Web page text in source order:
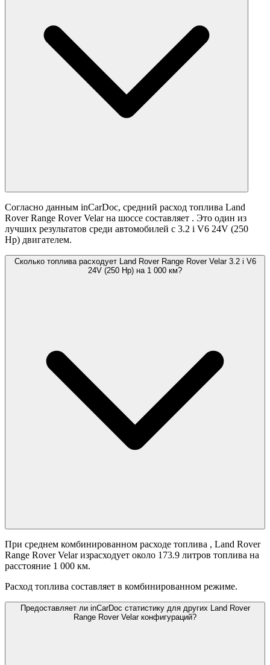
Согласно данным inCarDoc, средний расход топлива Land
Rover Range Rover Velar на шоссе составляет . Это один из
лучших результатов среди автомобилей с 3.2 i V6 24V (250
Hp) двигателем.
Сколько топлива расходует Land Rover Range Rover Velar 3.2 i V6
24V (250 Hp) на 1 000 км?
При среднем комбинированном расходе топлива , Land Rover
Range Rover Velar израсходует около 173.9 литров топлива на
расстояние 1 000 км.
Расход топлива составляет в комбинированном режиме.
Предоставляет ли inCarDoc статистику для других Land Rover
Range Rover Velar конфигураций?